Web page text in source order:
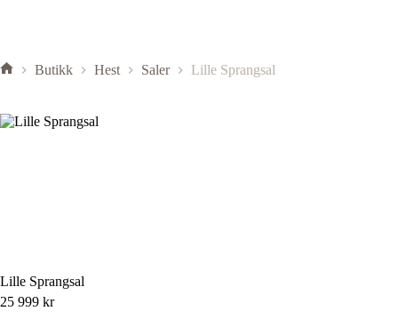
Butikk Hest Saler Lille Sprangsal
Lille Sprangsal
25 999 kr